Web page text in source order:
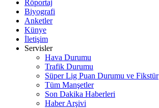
Röportaj
Biyografi
Anketler
Künye
İletişim
Servisler
Hava Durumu
Trafik Durumu
Süper Lig Puan Durumu ve Fikstür
Tüm Manşetler
Son Dakika Haberleri
Haber Arşivi